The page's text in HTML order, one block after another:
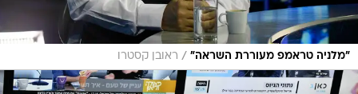
"מלניה טראמפ מעוררת השראה" / ראובן קסטרו